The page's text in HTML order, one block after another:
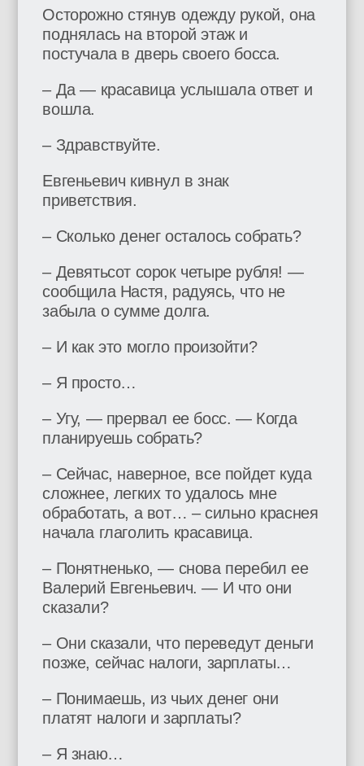
Осторожно стянув одежду рукой, она
поднялась на второй этаж и
постучала в дверь своего босса.
– Да — красавица услышала ответ и
вошла.
– Здравствуйте.
Евгеньевич кивнул в знак
приветствия.
– Сколько денег осталось собрать?
– Девятьсот сорок четыре рубля! —
сообщила Настя, радуясь, что не
забыла о сумме долга.
– И как это могло произойти?
– Я просто…
– Угу, — прервал ее босс. — Когда
планируешь собрать?
– Сейчас, наверное, все пойдет куда
сложнее, легких то удалось мне
обработать, а вот… – сильно краснея
начала глаголить красавица.
– Понятненько, — снова перебил ее
Валерий Евгеньевич. — И что они
сказали?
– Они сказали, что переведут деньги
позже, сейчас налоги, зарплаты…
– Понимаешь, из чьих денег они
платят налоги и зарплаты?
– Я знаю…